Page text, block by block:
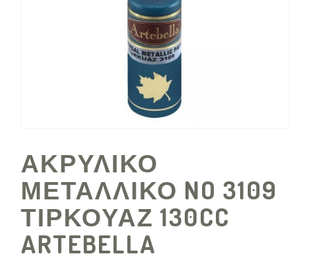
ΑΚΡΥΛΙΚΟ
ΜΕΤΑΛΛΙΚΟ NO 3109
ΤΙΡΚΟΥΑΖ 130CC
ARTEBELLA